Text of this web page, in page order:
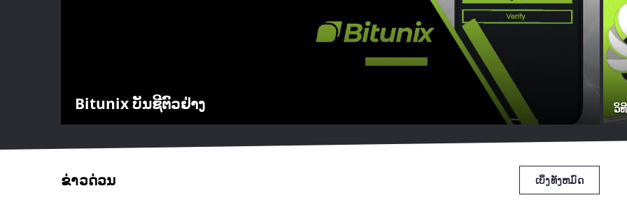
Bitunix ບັນຊີຕົວຢ່າງ ວິ
ຂ່າວດ່ວນ ເບິ່ງ​ທັງ​ຫມົດ